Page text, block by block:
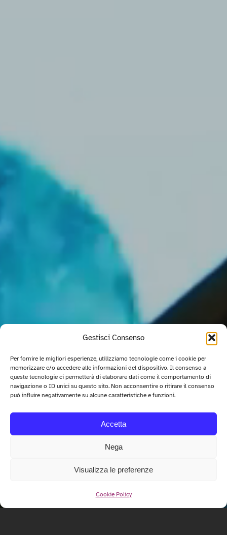
Gestisci Consenso
Per fornire le migliori esperienze, utilizziamo tecnologie come i cookie per
memorizzare e/o accedere alle informazioni del dispositivo. Il consenso a
queste tecnologie ci permetterà di elaborare dati come il comportamento di
navigazione o ID unici su questo sito. Non acconsentire o ritirare il consenso
può influire negativamente su alcune caratteristiche e funzioni.
Accetta
Nega
Visualizza le preferenze
Cookie Policy